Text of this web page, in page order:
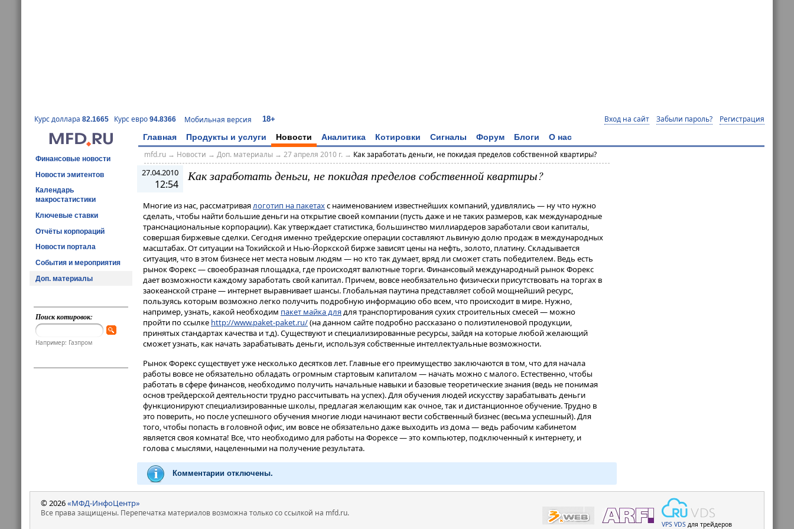
Курс доллара 82.1665 Курс евро 94.8366 Мобильная версия 18+ Вход на сайт Забыли пароль? Регистрация
Главная Продукты и услуги Новости Аналитика Котировки Сигналы Форум Блоги О нас
Финансовые новости
Новости эмитентов
Календарь
макростатистики
Ключевые ставки
Отчёты корпораций
Новости портала
События и мероприятия
Доп. материалы
Поиск котировок:
Например: Газпром
mfd.ru→ Новости → Доп. материалы→ 27 апреля 2010 г. → Как заработать деньги, не покидая пределов собственной квартиры?
27.04.2010
12:54
Как заработать деньги, не покидая пределов собственной квартиры?
Многие из нас, рассматриваялоготип на пакетахс наименованием известнейших компаний, удивлялись — ну что нужно
сделать, чтобы найти большие деньги на открытие своей компании (пусть даже и не таких размеров, как международные
транснациональные корпорации). Как утверждает статистика, большинство миллиардеров заработали свои капиталы,
совершая биржевые сделки. Сегодня именно трейдерские операции составляют львиную долю продаж в международных
масштабах. От ситуации на Токийской и Нью-Йоркской бирже зависят цены на нефть, золото, платину. Складывается
ситуация, что в этом бизнесе нет места новым людям — но кто так думает, вряд ли сможет стать победителем. Ведь есть
рынок Форекс — своеобразная площадка, где происходят валютные торги. Финансовый международный рынок Форекс
дает возможности каждому заработать свой капитал. Причем, вовсе необязательно физически присутствовать на торгах в
заокеанской стране — интернет выравнивает шансы. Глобальная паутина представляет собой мощнейший ресурс,
пользуясь которым возможно легко получить подробную информацию обо всем, что происходит в мире. Нужно,
например, узнать, какой необходим пакет майка длядля транспортирования сухих строительных смесей — можно
пройти по ссылке http://www.paket-paket.ru/(на данном сайте подробно рассказано о полиэтиленовой продукции,
принятых стандартах качества и т.д). Существуют и специализированные ресурсы, зайдя на которые любой желающий
сможет узнать, как начать зарабатывать деньги, используя собственные интеллектуальные возможности.
Рынок Форекс существует уже несколько десятков лет. Главные его преимущество заключаются в том, что для начала
работы вовсе не обязательно обладать огромным стартовым капиталом — начать можно с малого. Естественно, чтобы
работать в сфере финансов, необходимо получить начальные навыки и базовые теоретические знания (ведь не понимая
основ трейдерской деятельности трудно рассчитывать на успех). Для обучения людей искусству зарабатывать деньги
функционируют специализированные школы, предлагая желающим как очное, так и дистанционное обучение. Трудно в
это поверить, но после успешного обучения многие люди начинают вести собственный бизнес (весьма успешный). Для
того, чтобы попасть в головной офис, им вовсе не обязательно даже выходить из дома — ведь рабочим кабинетом
является своя комната! Все, что необходимо для работы на Форексе — это компьютер, подключенный к интернету, и
голова с мыслями, нацеленными на получение результата.
Комментарии отключены.
© 2026«МФД-ИнфоЦентр»
Все права защищены. Перепечатка материалов возможна только со ссылкой на mfd.ru.
VPS VDS для трейдеров